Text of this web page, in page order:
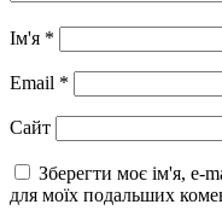
Ім'я *
Email *
Сайт
Зберегти моє ім'я, e-
для моїх подальших